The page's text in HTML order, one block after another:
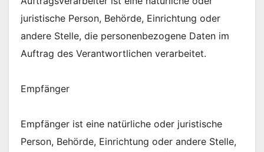
juristische Person, Behörde, Einrichtung oder
andere Stelle, die personenbezogene Daten im
Auftrag des Verantwortlichen verarbeitet.
Empfänger
Empfänger ist eine natürliche oder juristische
Person, Behörde, Einrichtung oder andere Stelle,